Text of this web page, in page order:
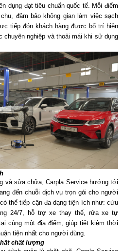
dụng đạt tiêu chuẩn quốc tế. Mỗi điểm
đảm bảo không gian làm việc sạch
tiếp đón khách hàng được bố trí hiện
chuyên nghiệp và thoải mái khi sử dụng
và sửa chữa, Carpla Service hướng tới
đến chuỗi dịch vụ trọn gói cho người
thể tiếp cận đa dạng tiện ích như: cứu
24/7, hỗ trợ xe thay thế, rửa xe tự
cùng một địa điểm, giúp tiết kiệm thời
tiện nhất cho người dùng.
chất lượng